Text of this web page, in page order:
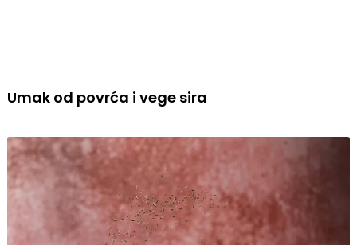
Umak od povrća i vege sira